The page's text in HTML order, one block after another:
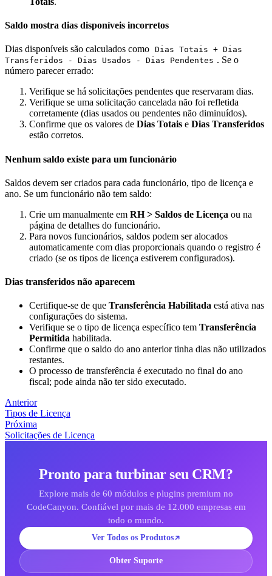
Saldo mostra dias disponíveis incorretos
Dias disponíveis são calculados como
Dias Totais + Dias
Transferidos - Dias Usados - Dias Pendentes . Se o
número parecer errado:
Verifique se há solicitações pendentes que reservaram dias.
Verifique se uma solicitação cancelada não foi refletida
corretamente (dias usados ou pendentes não diminuídos).
Confirme que os valores de Dias Totais e Dias Transferidos
estão corretos.
Nenhum saldo existe para um funcionário
Saldos devem ser criados para cada funcionário, tipo de licença e
ano. Se um funcionário não tem saldo:
Crie um manualmente em RH > Saldos de Licença ou na
página de detalhes do funcionário.
Para novos funcionários, saldos podem ser alocados
automaticamente com dias proporcionais quando o registro é
criado (se os tipos de licença estiverem configurados).
Dias transferidos não aparecem
Certifique-se de que Transferência Habilitada está ativa nas
configurações do sistema.
Verifique se o tipo de licença específico tem Transferência
Permitida habilitada.
Confirme que o saldo do ano anterior tinha dias não utilizados
restantes.
O processo de transferência é executado no final do ano
fiscal; pode ainda não ter sido executado.
Anterior
Tipos de Licença
Próxima
Solicitações de Licença
Pronto para turbinar seu CRM?
Explore mais de 60 módulos e plugins premium no
CodeCanyon. Confiável por mais de 12.000 empresas em
todo o mundo.
Ver Todos os Produtos
Obter Suporte